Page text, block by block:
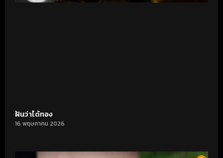
ฝันว่าได้ทอง
16 พฤษภาคม 2026